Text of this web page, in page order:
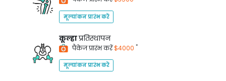
मूल्यांकन प्रारंभ करें
कूल्हाप्रतिस्थापन
पैकेज प्रारंभ करें$4000 *
मूल्यांकन प्रारंभ करें